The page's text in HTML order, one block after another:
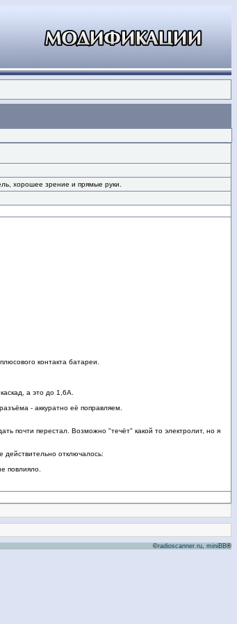
хорошее зрение и прямые руки.
контакта батареи.
а это до 1,6А.
- аккуратно её поправляем.
почти перестал. Возможно "течёт" какой то электролит, но я
действительно отключалось:
повлияло.
©radioscanner.ru, miniBB®